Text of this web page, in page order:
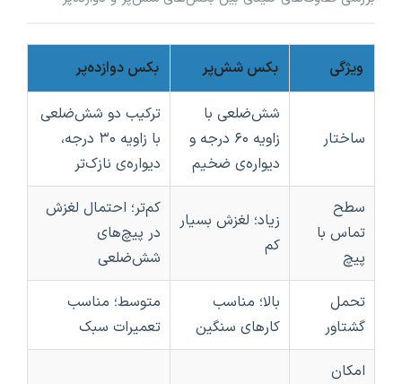
ویژگی بکس شش‌پر بکس دوازده‌پر
ساختار
شش‌ضلعی با
زاویه ۶۰ درجه و
دیواره‌ی ضخیم
ترکیب دو شش‌ضلعی
با زاویه ۳۰ درجه،
دیواره‌ی نازک‌تر
سطح
تماس با
پیچ
زیاد؛ لغزش بسیار
کم
کم‌تر؛ احتمال لغزش
در پیچ‌های
شش‌ضلعی
تحمل
گشتاور
بالا؛ مناسب
کارهای سنگین
متوسط؛ مناسب
تعمیرات سبک
امکان